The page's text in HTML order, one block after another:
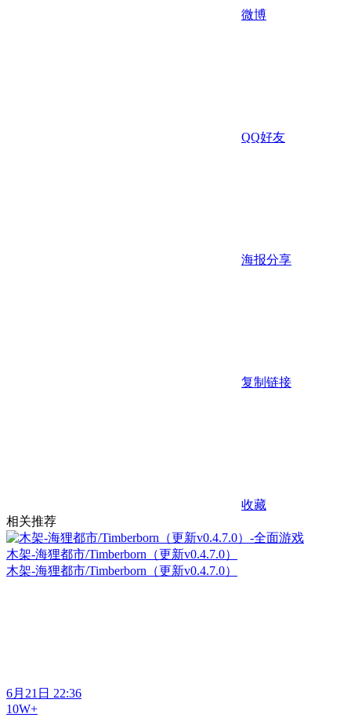
微博
QQ好友
海报分享
复制链接
收藏
相关推荐
木架-海狸都市/Timberborn（更新v0.4.7.0）
木架-海狸都市/Timberborn（更新v0.4.7.0）
6月21日 22:36
10W+